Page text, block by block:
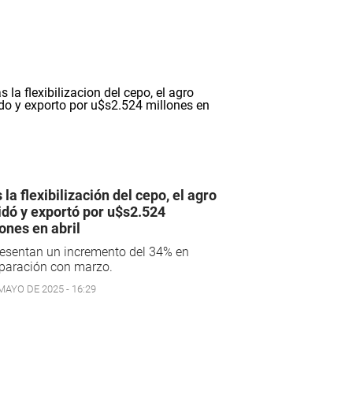
la flexibilización del cepo, el agro
y exportó por u$s2.524
en abril
un incremento del 34% en
con marzo.
DE 2025 - 16:29